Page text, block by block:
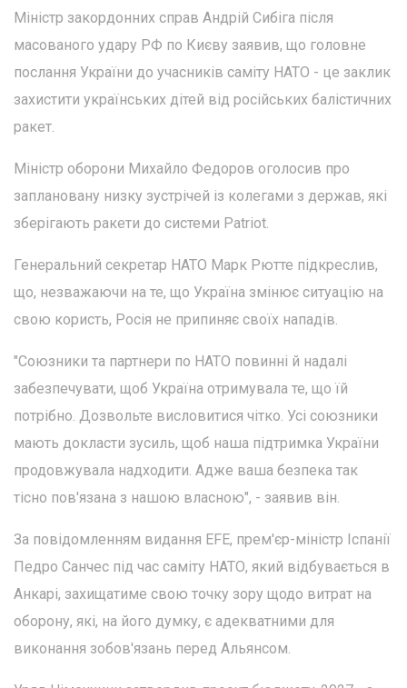
Міністр закордонних справ Андрій Сибіга після
масованого удару РФ по Києву заявив, що головне
послання України до учасників саміту НАТО - це заклик
захистити українських дітей від російських балістичних
ракет.
Міністр оборони Михайло Федоров оголосив про
заплановану низку зустрічей із колегами з держав, які
зберігають ракети до системи Patriot.
Генеральний секретар НАТО Марк Рютте підкреслив,
що, незважаючи на те, що Україна змінює ситуацію на
свою користь, Росія не припиняє своїх нападів.
"Союзники та партнери по НАТО повинні й надалі
забезпечувати, щоб Україна отримувала те, що їй
потрібно. Дозвольте висловитися чітко. Усі союзники
мають докласти зусиль, щоб наша підтримка України
продовжувала надходити. Адже ваша безпека так
тісно пов'язана з нашою власною", - заявив він.
За повідомленням видання EFE, прем'єр-міністр Іспанії
Педро Санчес під час саміту НАТО, який відбувається в
Анкарі, захищатиме свою точку зору щодо витрат на
оборону, які, на його думку, є адекватними для
виконання зобов'язань перед Альянсом.